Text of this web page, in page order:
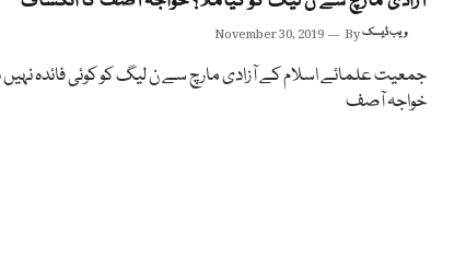
November 30, 2019 Byویب ڈیسک
جمعیت علمائے اسلام کے آزادی مارچ سے ن لیگ کو کوئی فائدہ نہیں
خواجہ آصف